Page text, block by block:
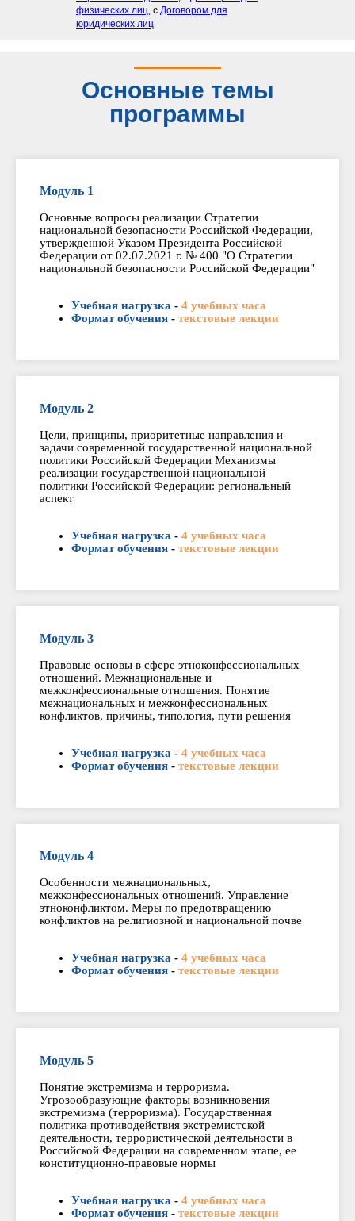
физических лиц, с Договором для
юридических лиц
Основные темы
программы
Модуль 1
Основные вопросы реализации Стратегии
национальной безопасности Российской Федерации,
утвержденной Указом Президента Российской
Федерации от 02.07.2021 г. № 400 "О Стратегии
национальной безопасности Российской Федерации"
Учебная нагрузка - 4 учебных часа
Формат обучения - текстовые лекции
Модуль 2
Цели, принципы, приоритетные направления и
задачи современной государственной национальной
политики Российской Федерации Механизмы
реализации государственной национальной
политики Российской Федерации: региональный
аспект
Учебная нагрузка - 4 учебных часа
Формат обучения - текстовые лекции
Модуль 3
Правовые основы в сфере этноконфессиональных
отношений. Межнациональные и
межконфессиональные отношения. Понятие
межнациональных и межконфессиональных
конфликтов, причины, типология, пути решения
Учебная нагрузка - 4 учебных часа
Формат обучения - текстовые лекции
Модуль 4
Особенности межнациональных,
межконфессиональных отношений. Управление
этноконфликтом. Меры по предотвращению
конфликтов на религиозной и национальной почве
Учебная нагрузка - 4 учебных часа
Формат обучения - текстовые лекции
Модуль 5
Понятие экстремизма и терроризма.
Угрозообразующие факторы возникновения
экстремизма (терроризма). Государственная
политика противодействия экстремистской
деятельности, террористической деятельности в
Российской Федерации на современном этапе, ее
конституционно-правовые нормы
Учебная нагрузка - 4 учебных часа
Формат обучения - текстовые лекции